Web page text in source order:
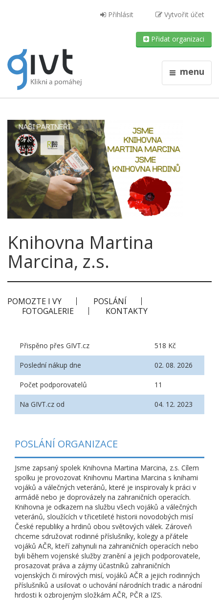
Přihlásit Vytvořit účet
Přidat organizaci
menu
Knihovna Martina
Marcina, z.s.
POMOZTE I VY
POSLÁNÍ
FOTOGALERIE
KONTAKTY
Přispěno přes GIVT.cz 518 Kč
Poslední nákup dne 02. 08. 2026
Počet podporovatelů 11
Na GIVT.cz od 04. 12. 2023
POSLÁNÍ ORGANIZACE
Jsme zapsaný spolek Knihovna Martina Marcina, z.s. Cílem
spolku je provozovat Knihovnu Martina Marcina s knihami
vojáků a válečných veteránů, které je inspirovaly k práci v
armádě nebo je doprovázely na zahraničních operacích.
Knihovna je odkazem na službu všech vojáků a válečných
veteránů, sloužících v třicetileté historii novodobých misí
České republiky a hrdinů obou světových válek. Zároveň
chceme sdružovat rodinné příslušníky, kolegy a přátele
vojáků AČR, kteří zahynuli na zahraničních operacích nebo
byli během vojenské služby zranění a jejich podporovatele,
prosazovat práva a zájmy účastníků zahraničních
vojenských či mírových misí, vojáků AČR a jejich rodinných
příslušníků a usilovat o uchování národních tradic a národní
hrdosti k ozbrojeným složkám AČR, PČR a IZS.